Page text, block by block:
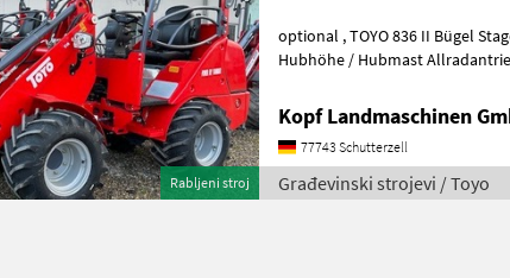
Rabljeni stroj
optional , TOYO 836 II Bügel Stage V (Int-Nr.: 12626) Bj 2023 ca 50 Betriebsstunden 3, 10 m
Hubhöhe /
Kopf Landmaschinen
77743 Schutterzell
Građevinski strojevi / Toyo